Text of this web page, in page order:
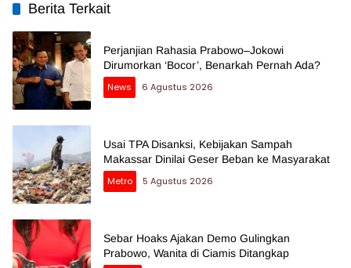
Berita Terkait
Perjanjian Rahasia Prabowo–Jokowi
Dirumorkan ‘Bocor’, Benarkah Pernah Ada?
News
6 Agustus 2026
Usai TPA Disanksi, Kebijakan Sampah
Makassar Dinilai Geser Beban ke Masyarakat
Metro
5 Agustus 2026
Sebar Hoaks Ajakan Demo Gulingkan
Prabowo, Wanita di Ciamis Ditangkap